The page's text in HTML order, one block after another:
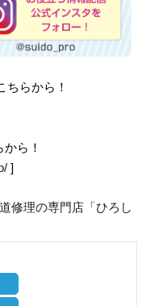
らから！
ら！
]
修理の専門店「ひろし